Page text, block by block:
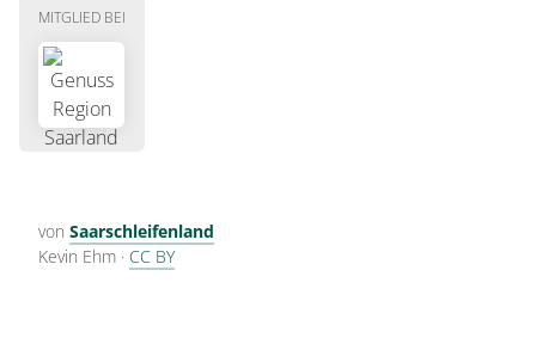
MITGLIED BEI
von Saarschleifenland
Kevin Ehm · CC BY